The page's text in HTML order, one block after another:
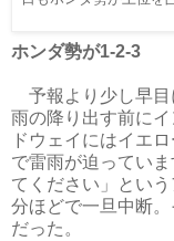
ホンダ勢が1-2-3
予報より少し早目
雨の降り出す前に
ドウェイにはイエ
で雷雨が迫ってい
てください」とい
分ほどで一旦中断
だった。